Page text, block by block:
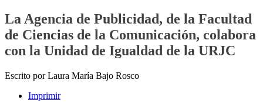
La Agencia de Publicidad, de la Facultad
de Ciencias de la Comunicación, colabora
con la Unidad de Igualdad de la URJC
Escrito por Laura María Bajo Rosco
Imprimir